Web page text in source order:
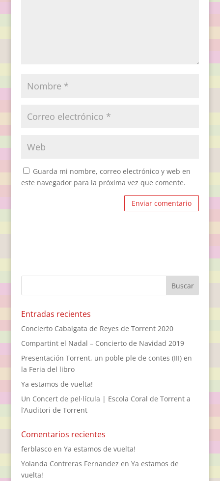
Guarda mi nombre, correo electrónico y web en
este navegador para la próxima vez que comente.
Entradas recientes
Concierto Cabalgata de Reyes de Torrent 2020
Compartint el Nadal – Concierto de Navidad 2019
Presentación Torrent, un poble ple de contes (III) en
la Feria del libro
Ya estamos de vuelta!
Un Concert de pel·lícula | Escola Coral de Torrent a
l’Auditori de Torrent
Comentarios recientes
ferblascoen Ya estamos de vuelta!
Yolanda Contreras Fernandez en Ya estamos de
vuelta!